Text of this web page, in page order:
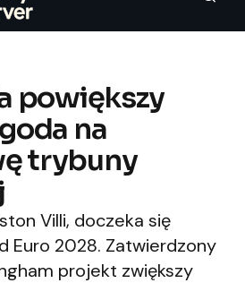
powiększy
na
trybuny
Villi, doczeka się
Euro 2028. Zatwierdzony
projekt zwiększy